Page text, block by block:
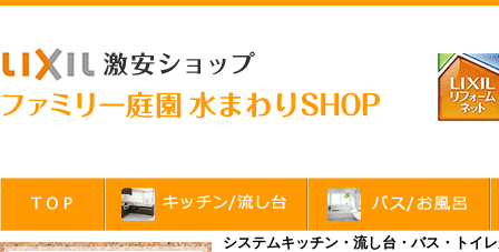
システムキッチン・流し台・バス・ト